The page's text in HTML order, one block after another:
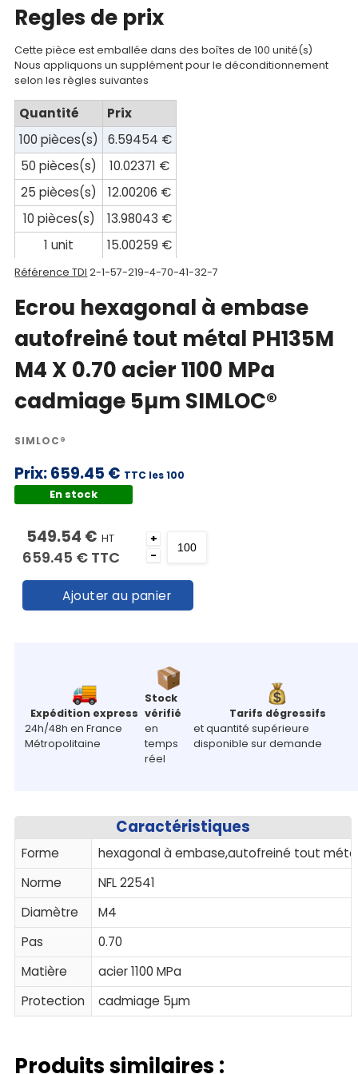
compte
Mon
panier
Contact
Regles de prix
Cette pièce est emballée dans des boîtes de 100 unité(s)
Nous appliquons un supplément pour le déconditionnement
selon les règles suivantes
Quantité
Prix
100 pièces(s)
6.59454 €
50 pièces(s)
10.02371 €
25 pièces(s)
12.00206 €
10 pièces(s)
13.98043 €
1 unit
15.00259 €
Référence TDI 2-1-57-219-4-70-41-32-7
Ecrou hexagonal à embase
autofreiné tout métal PH135M
M4 X 0.70 acier 1100 MPa
cadmiage 5µm SIMLOC®
SIMLOC®
Prix:659.45 € TTC les 100
En stock
549.54 € HT
659.45 € TTC
+
-
Ajouter au panier
Expédition express
24h/48h en France
Métropolitaine
Stock
vérifié
en
temps
réel
Tarifs dégressifs
et quantité supérieure
disponible sur demande
Caractéristiques
Forme
hexagonal à embase,autofreiné tout
Norme
NFL 22541
Diamètre
M4
Pas
0.70
Matière
acier 1100 MPa
Protection
cadmiage 5µm
Produits similaires :